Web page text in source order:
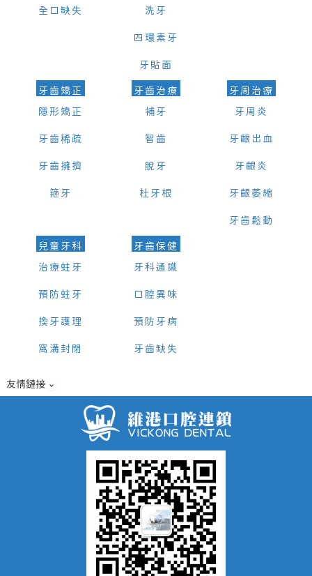
全口缺失 洗牙
四環素牙
牙貼面
牙齒矯正
隱形矯正
牙齒稀疏
牙齒擁擠
箍牙
牙齒治療
補牙
智齒
脫牙
杜牙根
牙周治療
牙周炎
牙齦出血
牙齦炎
牙齦萎縮
牙齒鬆動
兒童牙科
治療蛀牙
預防蛀牙
換牙護理
窩溝封閉
牙齒保健
牙科通識
口腔異味
預防牙病
牙齒缺失
友情鏈接